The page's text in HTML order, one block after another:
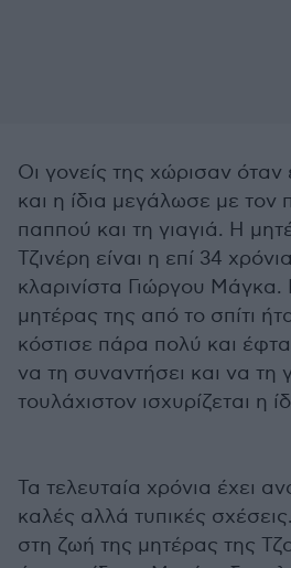
Οι γονείς της χώρισαν όταν
και η ίδια μεγάλωσε με τον
παππού και τη γιαγιά. Η
Τζινέρη είναι η επί 34
κλαρινίστα Γιώργου
μητέρας της από το σπίτι
κόστισε πάρα πολύ και
να τη συναντήσει και να τη
τουλάχιστον ισχυρίζεται η
Τα τελευταία χρόνια έχει
καλές αλλά τυπικές
στη ζωή της μητέρας της